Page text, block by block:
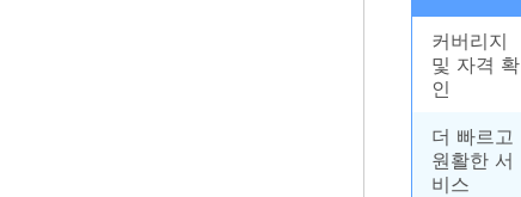
커버리지
및 자격 확
인
더 빠르고
원활한 서
비스